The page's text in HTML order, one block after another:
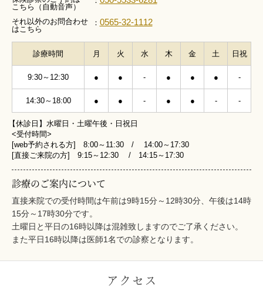
こちら（自動音声）
それ以外のお問合わせ
はこちら
： 0565-32-1112
診療時間 月 火 水 木 金 土 日祝
9:30～12:30 ● ● - ● ● ● -
14:30～18:00 ● ● - ● ● - -
【休診日】水曜日・土曜午後・日祝日
<受付時間>
[web予約される方] 8:00～11:30 / 14:00～17:30
[直接ご来院の方] 9:15～12:30 / 14:15～17:30
診療のご案内について
直接来院での受付時間は午前は9時15分～12時30分、午後は14時
15分～17時30分です。
土曜日と平日の16時以降は混雑致しますのでご了承ください。
また平日16時以降は医師1名での診察となります。